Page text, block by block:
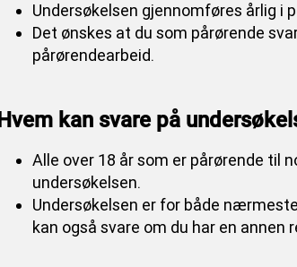
Undersøkelsen gjennomføres årlig i
Det ønskes at du som pårørende
pårørendearbeid.
Hvem kan svare på
Alle over 18 år som er pårørende til
undersøkelsen.
Undersøkelsen er for både
kan også svare om du har en annen